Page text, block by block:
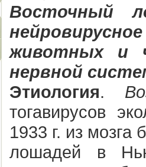
Восточный
животных и
нервной
Этиология.
тогавирусов
1933 г. из
лошадей в